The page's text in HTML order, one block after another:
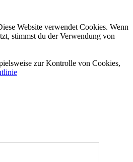
Website verwendet Cookies. Wenn
stimmst du der Verwendung von
zur Kontrolle von Cookies,